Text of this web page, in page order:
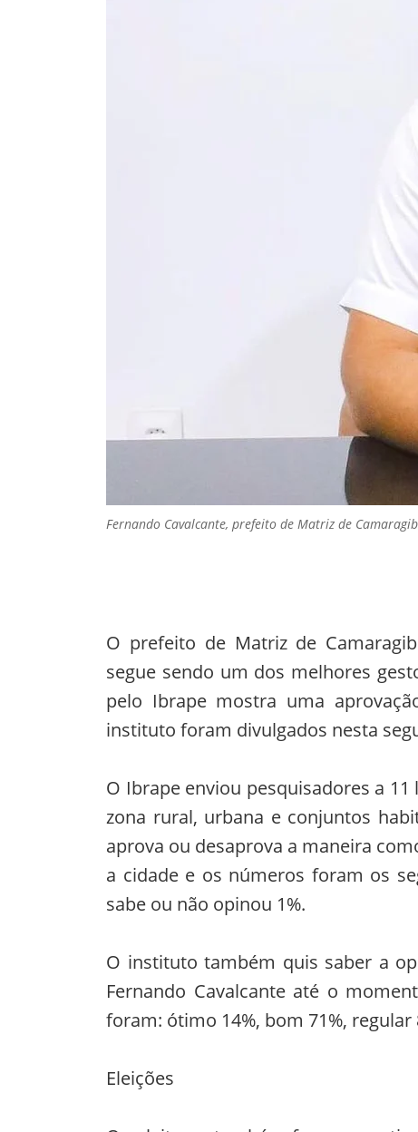
Fernando Cavalcante, prefeito de Matriz de
O prefeito de Matriz de
segue sendo um dos melhores
pelo Ibrape mostra uma
instituto foram divulgados nesta
O Ibrape enviou pesquisadores a
zona rural, urbana e conjuntos
aprova ou desaprova a maneira
a cidade e os números foram os
sabe ou não opinou 1%.
O instituto também quis saber a
Fernando Cavalcante até o
foram: ótimo 14%, bom 71%, regular
Eleições